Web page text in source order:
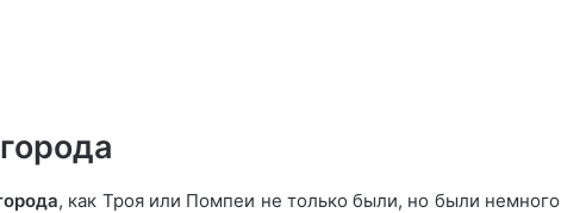
, как Троя или Помпеи не только были, но были немного